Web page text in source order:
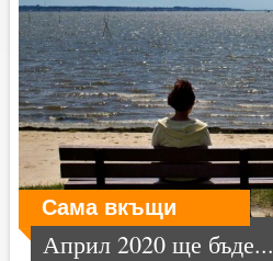
Сама вкъщи
Април 2020 ще бъде...